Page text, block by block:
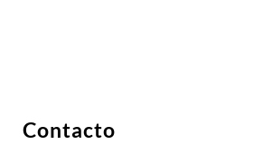
Contacto